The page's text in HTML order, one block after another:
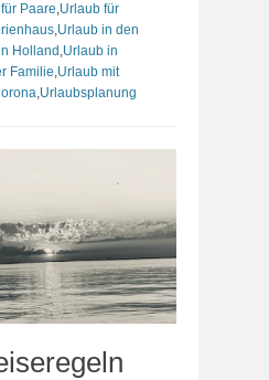
Paare,Urlaub für
,Urlaub in den
Holland ,Urlaub in
Familie,Urlaub mit
,Urlaubsplanung